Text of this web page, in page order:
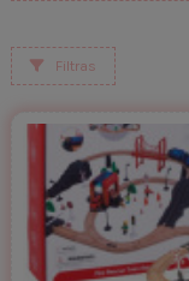
Filtras